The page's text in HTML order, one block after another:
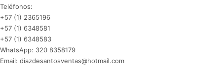
Teléfonos:
+57 (1) 2365196
+57 (1) 6348581
+57 (1) 6348583
WhatsApp: 320 8358179
Email: diazdesantosventas@hotmail.com